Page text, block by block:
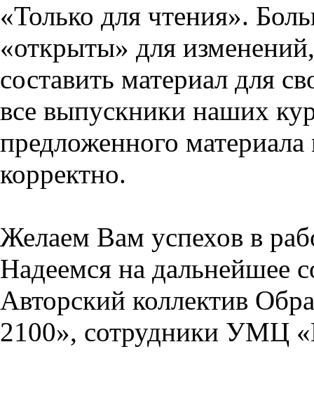
«Только для чтения».
«открыты» для
составить материал для
все выпускники наших
предложенного
корректно.
Желаем Вам успехов в
Надеемся на дальнейшее
Авторский коллектив
2100», сотрудники УМЦ